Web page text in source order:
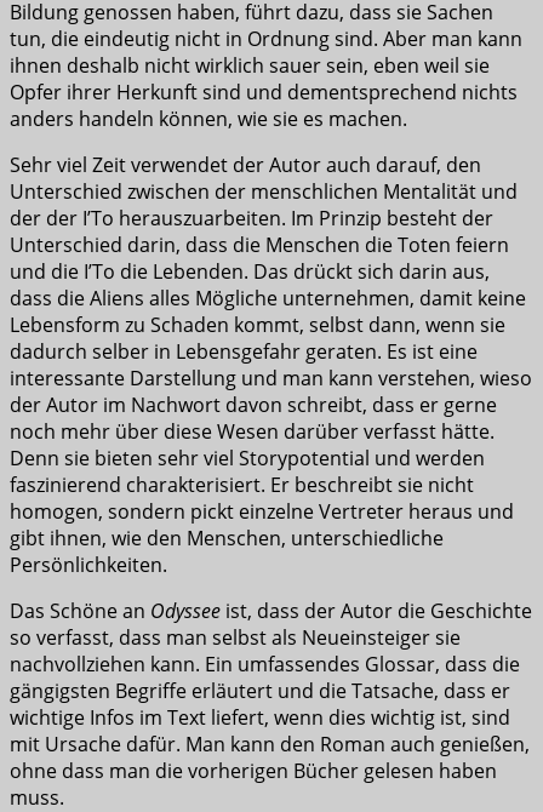
Bildung genossen haben, führt dazu, dass sie Sachen
tun, die eindeutig nicht in Ordnung sind. Aber man kann
ihnen deshalb nicht wirklich sauer sein, eben weil sie
Opfer ihrer Herkunft sind und dementsprechend nichts
anders handeln können, wie sie es machen.
Sehr viel Zeit verwendet der Autor auch darauf, den
Unterschied zwischen der menschlichen Mentalität und
der der I’To herauszuarbeiten. Im Prinzip besteht der
Unterschied darin, dass die Menschen die Toten feiern
und die I’To die Lebenden. Das drückt sich darin aus,
dass die Aliens alles Mögliche unternehmen, damit keine
Lebensform zu Schaden kommt, selbst dann, wenn sie
dadurch selber in Lebensgefahr geraten. Es ist eine
interessante Darstellung und man kann verstehen, wieso
der Autor im Nachwort davon schreibt, dass er gerne
noch mehr über diese Wesen darüber verfasst hätte.
Denn sie bieten sehr viel Storypotential und werden
faszinierend charakterisiert. Er beschreibt sie nicht
homogen, sondern pickt einzelne Vertreter heraus und
gibt ihnen, wie den Menschen, unterschiedliche
Persönlichkeiten.
Das Schöne an Odyssee ist, dass der Autor die Geschichte
so verfasst, dass man selbst als Neueinsteiger sie
nachvollziehen kann. Ein umfassendes Glossar, dass die
gängigsten Begriffe erläutert und die Tatsache, dass er
wichtige Infos im Text liefert, wenn dies wichtig ist, sind
mit Ursache dafür. Man kann den Roman auch genießen,
ohne dass man die vorherigen Bücher gelesen haben
muss.